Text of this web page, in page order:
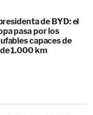
de BYD: el
pasa por los
capaces de
1.000 km